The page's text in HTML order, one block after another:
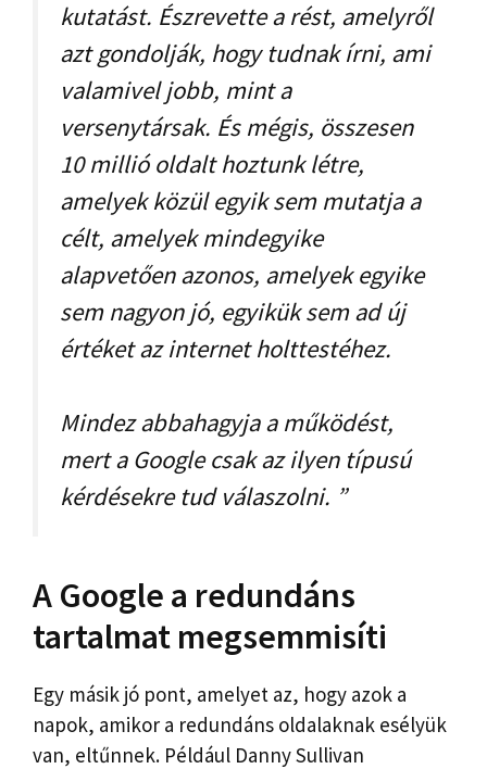
kutatást. Észrevette a rést, amelyről
azt gondolják, hogy tudnak írni, ami
valamivel jobb, mint a
versenytársak. És mégis, összesen
10 millió oldalt hoztunk létre,
amelyek közül egyik sem mutatja a
célt, amelyek mindegyike
alapvetően azonos, amelyek egyike
sem nagyon jó, egyikük sem ad új
értéket az internet holttestéhez.
Mindez abbahagyja a működést,
mert a Google csak az ilyen típusú
kérdésekre tud válaszolni. ”
A Google a redundáns
tartalmat megsemmisíti
Egy másik jó pont, amelyet az, hogy azok a
napok, amikor a redundáns oldalaknak esélyük
van, eltűnnek. Például Danny Sullivan